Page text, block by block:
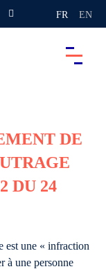
FR EN
DE
DU 24
est une « infraction
à une personne